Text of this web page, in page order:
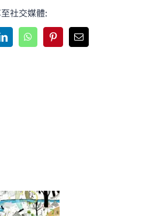
社交媒體:
LinkedInWhatsAppPinterestEmail